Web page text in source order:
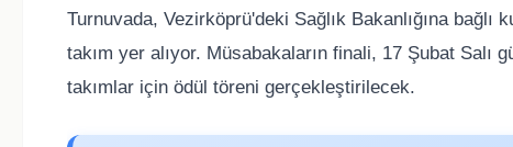
Turnuvada, Vezirköprü'deki Sağlık Bakanlığına bağlı
takım yer alıyor. Müsabakaların finali, 17 Şubat Salı
takımlar için ödül töreni gerçekleştirilecek.